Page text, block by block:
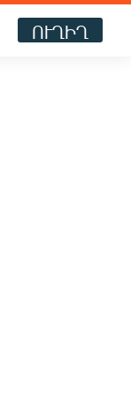
ՈՒՂԻՂ